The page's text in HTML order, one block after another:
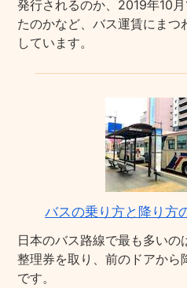
発行されるのか、2019年10
たのかなど、バス運賃にま
しています。
バスの乗り方と降り方
日本のバス路線で最も多いの
整理券を取り、前のドアから
です。